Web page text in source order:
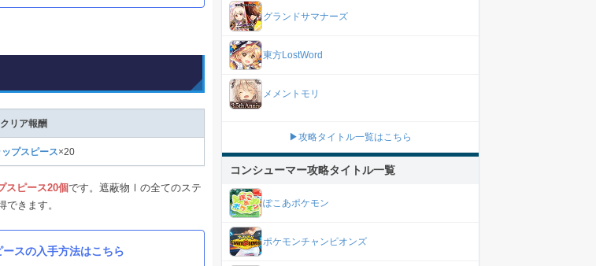
クリア報酬
ップスピース×20
スピース20個です。遮蔽物Ⅰの全てのステ
できます。
ースの入手方法はこちら
グランドサマナーズ
東方LostWord
メメントモリ
▶攻略タイトル一覧はこちら
コンシューマー攻略タイトル一覧
ぽこあポケモン
ポケモンチャンピオンズ